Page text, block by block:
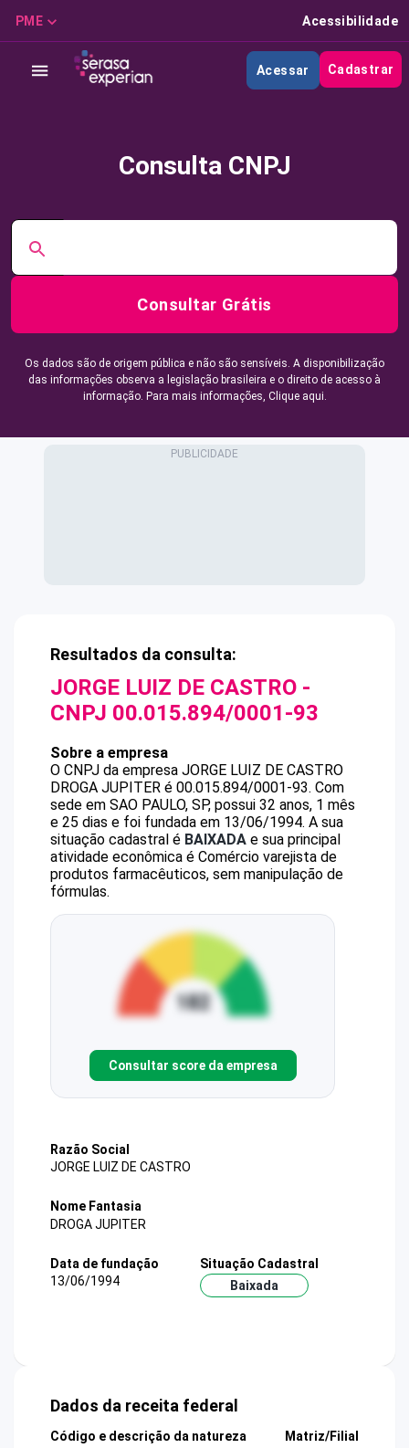
PME Acessibilidade
Acessar Cadastrar
Consulta CNPJ
Consultar Grátis
Os dados são de origem pública e não são sensíveis. A disponibilização
das informações observa a legislação brasileira e o direito de acesso à
informação. Para mais informações, Clique aqui.
Resultados da consulta:
JORGE LUIZ DE CASTRO -
CNPJ 00.015.894/0001-93
Sobre a empresa
O CNPJ da empresa JORGE LUIZ DE CASTRO
DROGA JUPITER é 00.015.894/0001-93. Com
sede em SAO PAULO, SP, possui 32 anos, 1 mês
e 25 dias e foi fundada em 13/06/1994. A sua
situação cadastral é BAIXADA e sua principal
atividade econômica é Comércio varejista de
produtos farmacêuticos, sem manipulação de
fórmulas.
Consultar score da empresa
Razão Social
JORGE LUIZ DE CASTRO
Nome Fantasia
DROGA JUPITER
Data de fundação
13/06/1994
Situação Cadastral
Baixada
Dados da receita federal
Código e descrição da natureza
Matriz/Filial